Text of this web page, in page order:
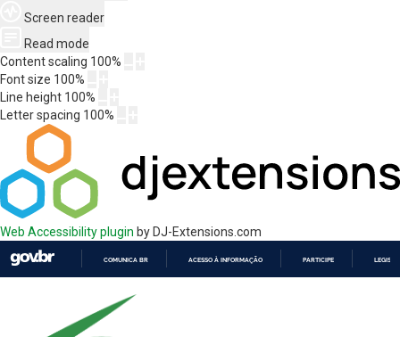
Screen reader
Read mode
Content scaling 100%
Font size 100%
Line height 100%
Letter spacing 100%
Web Accessibility plugin by DJ-Extensions.com
COMUNICA BR ACESSO À INFORMAÇÃO PARTICIPE